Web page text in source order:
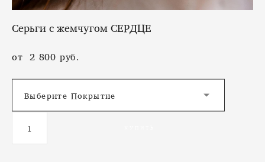
Серьги с жемчугом СЕРДЦЕ
от 2 800 pуб.
Выберите Покрытие